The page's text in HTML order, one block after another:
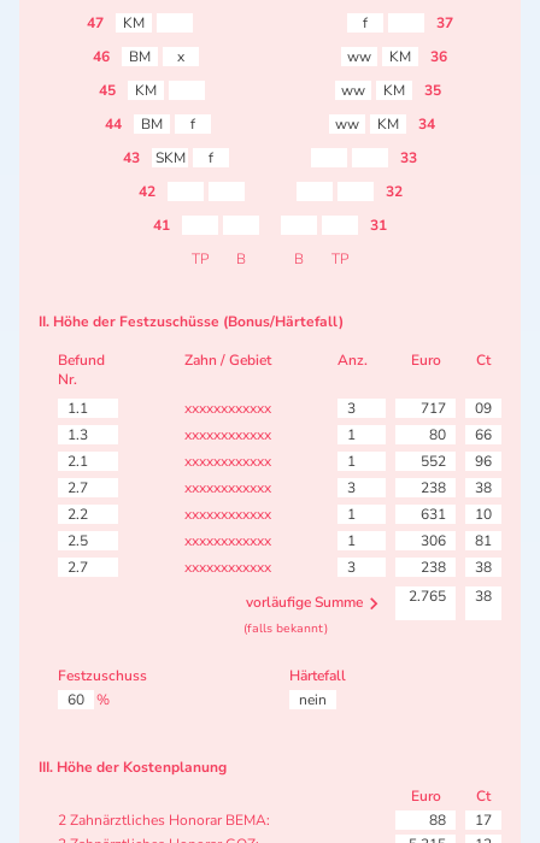
47
KM f
37
46
BM x ww KM
36
45
KM ww KM
35
44
BM f ww KM
34
43
SKM f
33
42
32
41
31
TP
B B TP
II. Höhe der Festzuschüsse (Bonus/Härtefall)
Befund
Nr.
Zahn / Gebiet Anz. Euro Ct
1.1 xxxxxxxxxxxx 3 717
09
1.3
xxxxxxxxxxxx 1 80
66
2.1
xxxxxxxxxxxx 1 552
96
2.7
xxxxxxxxxxxx 3 238
38
2.2
xxxxxxxxxxxx 1 631
10
2.5
xxxxxxxxxxxx 1 306
81
2.7
xxxxxxxxxxxx 3 238
38
vorläufige Summe
2.765 38
(falls bekannt)
Festzuschuss
60
%
Härtefall
nein
III. Höhe der Kostenplanung
Euro
Ct
2 Zahnärztliches Honorar BEMA:
88
17